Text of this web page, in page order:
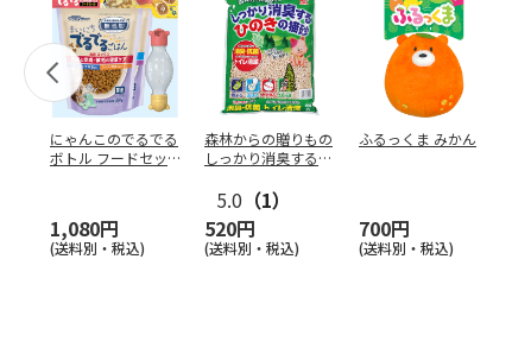
にゃんこのでるでる
ボトル フードセッ
1,080円
(送料別・税込)
森林からの贈りもの
しっかり消臭するひ
5.0 （1）
520円
(送料別・税込)
ふるっくま みかん
700円
(送料別・税込)